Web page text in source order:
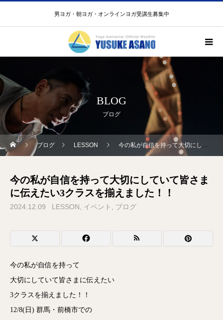
男ヨガ・朝ヨガ・オンラインヨガ受講生募集中
BLOG
ブログ
ブログ LESSON 今の私が自信を持って大切にしていて皆さまに伝えたい3クラスを揃えました！！
今の私が自信を持って大切にしていて皆さま
に伝えたい3クラスを揃えました！！
2024.12.09 LESSON イベント ブログ
今の私が自信を持って
大切にしていて皆さまに伝えたい
3クラスを揃えました！！
12/8(日) 群馬・前橋市での